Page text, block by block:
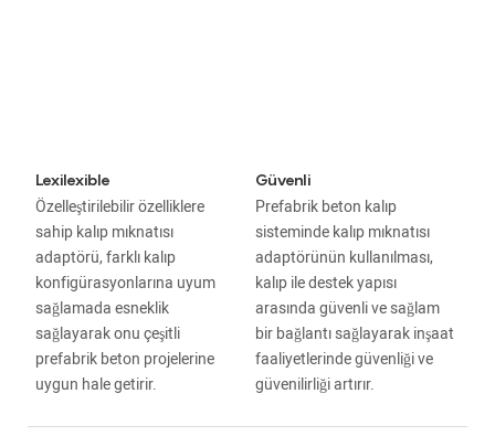
Lexilexible
Özelleştirilebilir özelliklere
sahip kalıp mıknatısı
adaptörü, farklı kalıp
konfigürasyonlarına uyum
sağlamada esneklik
sağlayarak onu çeşitli
prefabrik beton projelerine
uygun hale getirir.
Güvenli
Prefabrik beton kalıp
sisteminde kalıp mıknatısı
adaptörünün kullanılması,
kalıp ile destek yapısı
arasında güvenli ve sağlam
bir bağlantı sağlayarak inşaat
faaliyetlerinde güvenliği ve
güvenilirliği artırır.